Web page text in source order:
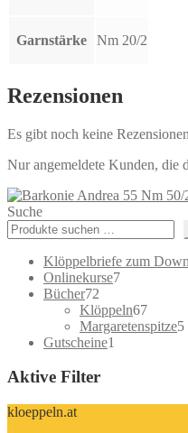
Garnstärke Nm 20/2
Rezensionen
Es gibt noch keine
Nur angemeldete Kunden, die
Suche
Klöppelbriefe zum
Onlinekurse77
Bücher72
Produkte
Klöppeln6767
Margaretenspitze55
Gutscheine1
Aktive Filter
kloeppeln.at